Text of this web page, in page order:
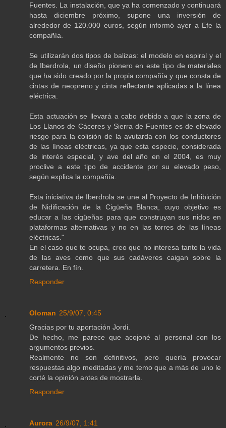
Fuentes. La instalación, que ya ha comenzado y continuará
hasta diciembre próximo, supone una inversión de
alrededor de 120.000 euros, según informó ayer a Efe la
compañía.
Se utilizarán dos tipos de balizas: el modelo en espiral y el
de Iberdrola, un diseño pionero en este tipo de materiales
que ha sido creado por la propia compañía y que consta de
cintas de neopreno y cinta reflectante aplicadas a la línea
eléctrica.
Esta actuación se llevará a cabo debido a que la zona de
Los Llanos de Cáceres y Sierra de Fuentes es de elevado
riesgo para la colisión de la avutarda con los conductores
de las líneas eléctricas, ya que esta especie, considerada
de interés especial, y ave del año en el 2004, es muy
proclive a este tipo de accidente por su elevado peso,
según explica la compañía.
Esta iniciativa de Iberdrola se une al Proyecto de Inhibición
de Nidificación de la Cigüeña Blanca, cuyo objetivo es
educar a las cigüeñas para que construyan sus nidos en
plataformas alternativas y no en las torres de las líneas
eléctricas."
En el caso que te ocupa, creo que no interesa tanto la vida
de las aves como que sus cadáveres caigan sobre la
carretera. En fín.
Responder
Oloman 25/9/07, 0:45
Gracias por tu aportación Jordi.
De hecho, me parece que acojoné al personal con los
argumentos previos.
Realmente no son definitivos, pero quería provocar
respuestas algo meditadas y me temo que a más de uno le
corté la opinión antes de mostrarla.
Responder
Aurora 26/9/07, 1:41